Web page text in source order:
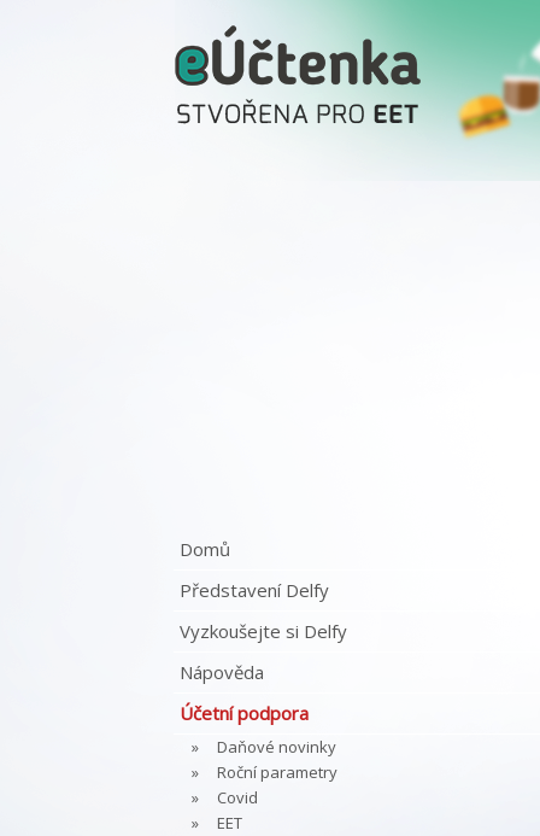
Domů
Představení Delfy
Vyzkoušejte si Delfy
Nápověda
Účetní podpora
Daňové novinky
Roční parametry
Covid
EET